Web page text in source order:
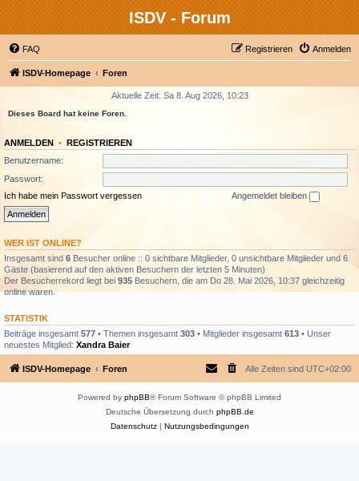
ISDV - Forum
FAQ Anmelden
Registrieren
ISDV-Homepage Foren
Aktuelle Zeit: Sa 8. Aug 2026, 10:23
Dieses Board hat keine Foren.
ANMELDEN • REGISTRIEREN
Benutzername:
Passwort:
Ich habe mein Passwort vergessen
Angemeldet bleiben
WER IST ONLINE?
Insgesamt sind 6 Besucher online :: 0 sichtbare Mitglieder, 0 unsichtbare Mitglieder und 6
Gäste (basierend auf den aktiven Besuchern der letzten 5 Minuten)
Der Besucherrekord liegt bei 935 Besuchern, die am Do 28. Mai 2026, 10:37 gleichzeitig
online waren.
STATISTIK
Beiträge insgesamt 577 • Themen insgesamt 303 • Mitglieder insgesamt 613 • Unser
neuestes Mitglied: Xandra Baier
ISDV-Homepage Foren Alle Zeiten sind UTC+02:00
Powered by phpBB® Forum Software © phpBB Limited
Deutsche Übersetzung durch phpBB.de
Datenschutz| Nutzungsbedingungen